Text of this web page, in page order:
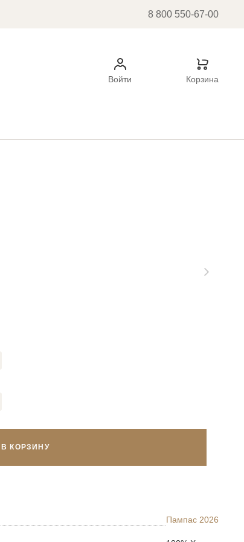
8 800 550-67-00
Войти Корзина
В КОРЗИНУ
Пампас 2026